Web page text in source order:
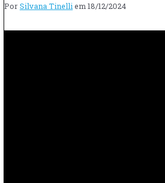
PorSilvana Tinelli em 18/12/2024